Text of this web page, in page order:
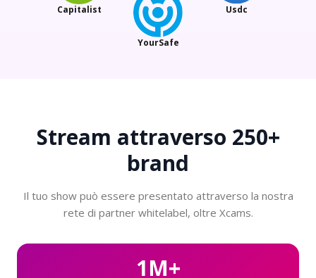
Usdc
YourSafe
Capitalist
Stream attraverso 250+
brand
Il tuo show può essere presentato attraverso la nostra
rete di partner whitelabel, oltre Xcams.
1M+